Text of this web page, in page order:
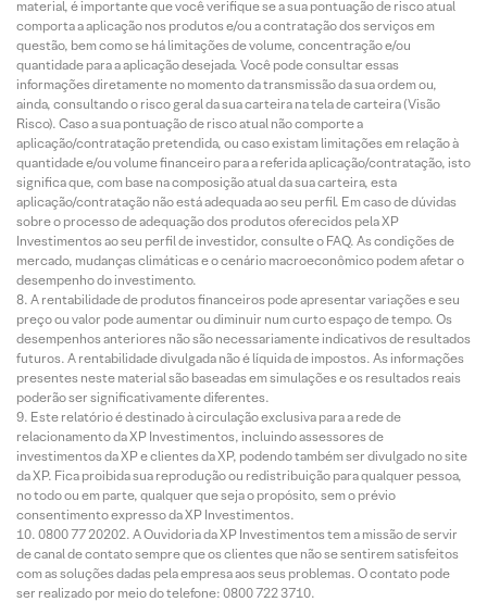
material, é importante que você verifique se a sua pontuação de risco atual
comporta a aplicação nos produtos e/ou a contratação dos serviços em
questão, bem como se há limitações de volume, concentração e/ou
quantidade para a aplicação desejada. Você pode consultar essas
informações diretamente no momento da transmissão da sua ordem ou,
ainda, consultando o risco geral da sua carteira na tela de carteira (Visão
Risco). Caso a sua pontuação de risco atual não comporte a
aplicação/contratação pretendida, ou caso existam limitações em relação à
quantidade e/ou volume financeiro para a referida aplicação/contratação, isto
significa que, com base na composição atual da sua carteira, esta
aplicação/contratação não está adequada ao seu perfil. Em caso de dúvidas
sobre o processo de adequação dos produtos oferecidos pela XP
Investimentos ao seu perfil de investidor, consulte o FAQ. As condições de
mercado, mudanças climáticas e o cenário macroeconômico podem afetar o
desempenho do investimento.
A rentabilidade de produtos financeiros pode apresentar variações e seu
preço ou valor pode aumentar ou diminuir num curto espaço de tempo. Os
desempenhos anteriores não são necessariamente indicativos de resultados
futuros. A rentabilidade divulgada não é líquida de impostos. As informações
presentes neste material são baseadas em simulações e os resultados reais
poderão ser significativamente diferentes.
Este relatório é destinado à circulação exclusiva para a rede de
relacionamento da XP Investimentos, incluindo assessores de
investimentos da XP e clientes da XP, podendo também ser divulgado no site
da XP. Fica proibida sua reprodução ou redistribuição para qualquer pessoa,
no todo ou em parte, qualquer que seja o propósito, sem o prévio
consentimento expresso da XP Investimentos.
0800 77 20202. A Ouvidoria da XP Investimentos tem a missão de servir
de canal de contato sempre que os clientes que não se sentirem satisfeitos
com as soluções dadas pela empresa aos seus problemas. O contato pode
ser realizado por meio do telefone: 0800 722 3710.